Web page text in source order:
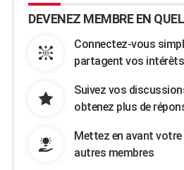
DEVENEZ MEMBRE EN
Connectez-vous
partagent vos intérêts
Suivez vos
obtenez plus de
Mettez en avant
autres membres